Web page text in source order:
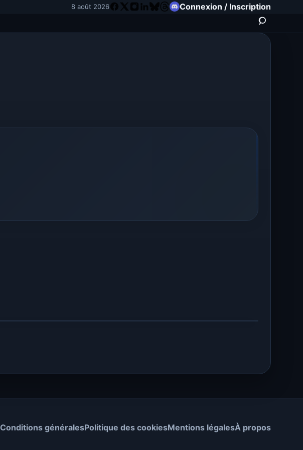
8 août 2026 Connexion / Inscription
Conditions généralesPolitique des cookiesMentions légalesÀ propos